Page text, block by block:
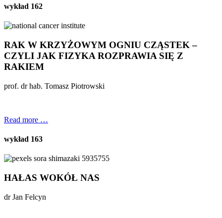
wykład 162
RAK W KRZYŻOWYM OGNIU CZĄSTEK –
CZYLI JAK FIZYKA ROZPRAWIA SIĘ Z
RAKIEM
prof. dr hab. Tomasz Piotrowski
Read more …
wykład 163
HAŁAS WOKÓŁ NAS
dr Jan Felcyn